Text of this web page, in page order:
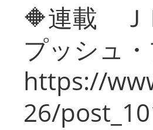
🔶連載 Ｊ
プッシュ
https://
26/